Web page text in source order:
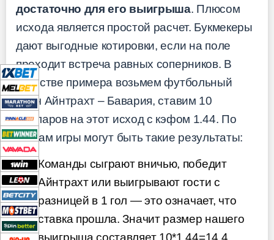
достаточно для его выигрыша. Плюсом
исхода является простой расчет. Букмекеры
дают выгодные котировки, если на поле
проходит встреча равных соперников. В
качестве примера возьмем футбольный
матч Айнтрахт – Бавария, ставим 10
долларов на этот исход с кэфом 1.44. По
итогам игры могут быть такие результаты:
Команды сыграют вничью, победит
Айнтрахт или выигрывают гости с
разницей в 1 гол — это означает, что
ставка прошла. Значит размер нашего
выигрыша составляет 10*1.44=14.4